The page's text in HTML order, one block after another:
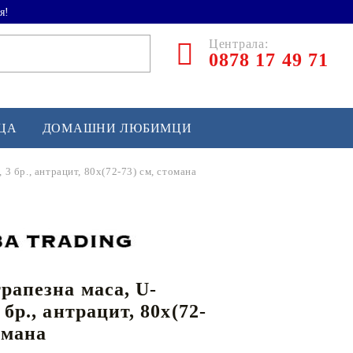
Централа:
0878 17 49 71
и софтбол
и лакрос
спортно оборудване
ДОМАШНИ ЛЮБИМЦИ
3 бр., антрацит, 80x(72-73) см, стомана
маса, U-
антрацит, 80x(72-